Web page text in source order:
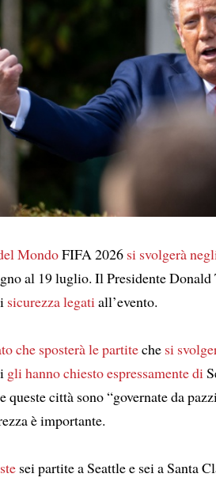
MondoFIFA 2026 si svolgerà
al 19 luglio. Il Presidente
sicurezzalegati all’evento.
che sposteràle partiteche si
gli hanno chiesto espressamente di
queste città sono “governate da
è importante.
sei partite a Seattle e sei a Santa